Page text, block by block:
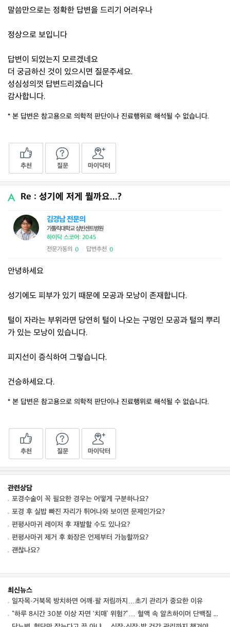
말씀만으로는 정확한 답변을 드리기 어려우나
정상으로 보입니다
답변이 되었는지 모르겠네요
더 궁금하신 것이 있으시면 질문주세요.
성심성의껏 답변드리겠습니다
감사합니다.
* 본 답변은 참고용으로 의학적 판단이나 진료행위로 해석될 수 없습니다.
추천 질문 마이닥터
Re : 성기에 저게 뭘까요...?
김경남 전문의
가톨릭대학교 성빈센트병원
하이닥 스코어: 2045
전문가동의 0 답변추천 0
안녕하세요
성기에도 피부가 있기 때문에 모공과 모낭이 존재합니다.
털이 자라는 부위라면 당연히 털이 나오는 구멍인 모공과 털의 뿌리
가 있는 모낭이 있습니다.
피지선이 증식하여 그렇습니다.
건승하세요.다.
* 본 답변은 참고용으로 의학적 판단이나 진료행위로 해석될 수 없습니다.
추천 질문 마이닥터
관련상담
포경수술이 꼭 필요한 경우는 어떻게 구분하나요?
포경 후 실밥 빠진 자리가 튀어나와 보이면 문제인가요?
편평사마귀 레이저 후 재발할 수도 있나요?
편평사마귀 제거 후 화장은 언제부터 가능할까요?
괜찮나요?
최신뉴스
일자목·거북목 방치하면 어깨·팔 저림까지…초기 관리가 중요한 이유
“하루 8시간 30분 이상 자면 ‘치매’ 위험?”… 혈액 속 알츠하이머 단백질 늘었다